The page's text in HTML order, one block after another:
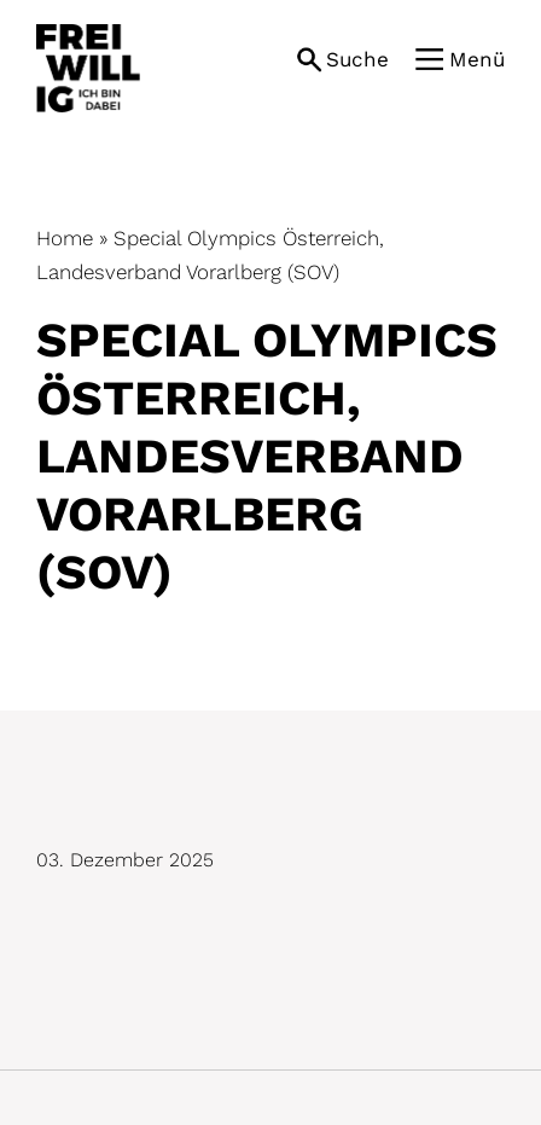
content
Suche Menü
Home » Special Olympics Österreich,
Landesverband Vorarlberg (SOV)
SPECIAL OLYMPICS
ÖSTERREICH,
LANDESVERBAND
VORARLBERG
(SOV)
D
03. Dezember 2025